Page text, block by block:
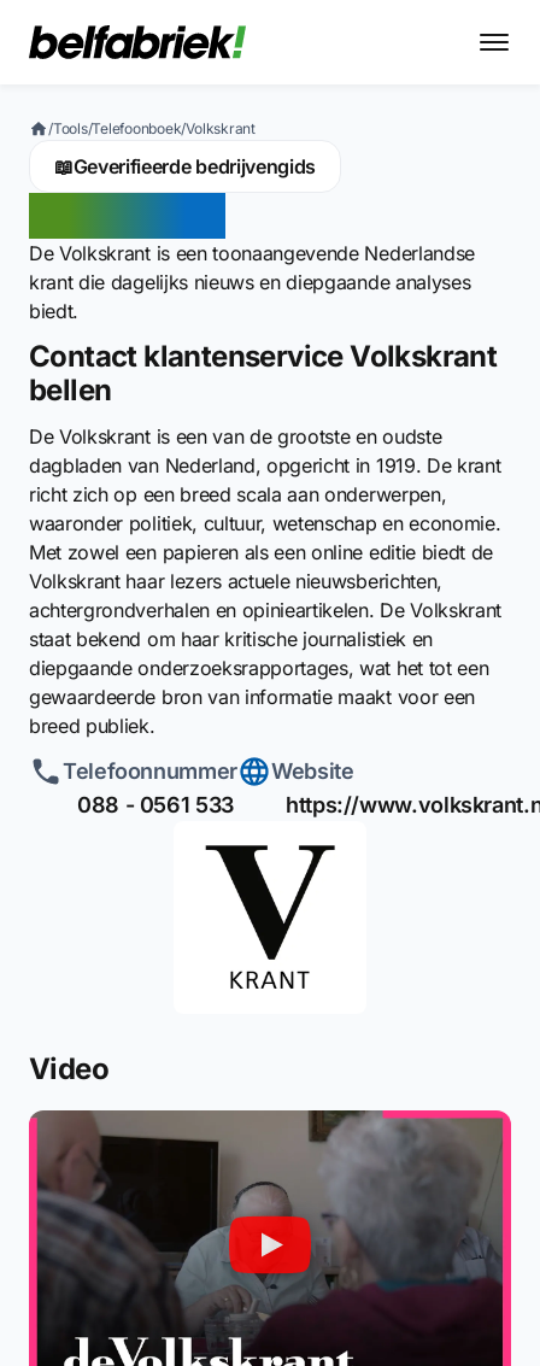
/Tools/Telefoonboek/Volkskrant
📖Geverifieerde bedrijvengids
De Volkskrant is een toonaangevende Nederlandse
krant die dagelijks nieuws en diepgaande analyses
biedt.
Contact klantenservice Volkskrant
bellen
De Volkskrant is een van de grootste en oudste
dagbladen van Nederland, opgericht in 1919. De krant
richt zich op een breed scala aan onderwerpen,
waaronder politiek, cultuur, wetenschap en economie.
Met zowel een papieren als een online editie biedt de
Volkskrant haar lezers actuele nieuwsberichten,
achtergrondverhalen en opinieartikelen. De Volkskrant
staat bekend om haar kritische journalistiek en
diepgaande onderzoeksrapportages, wat het tot een
gewaardeerde bron van informatie maakt voor een
breed publiek.
Telefoonnummer
088 - 0561 533
Website
https://
Video